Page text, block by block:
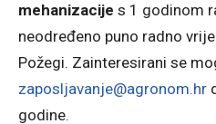
mehanizacije s 1 godinom
neodređeno puno radno
Požegi. Zainteresirani se
zaposljavanje@agronom.hr
godine.